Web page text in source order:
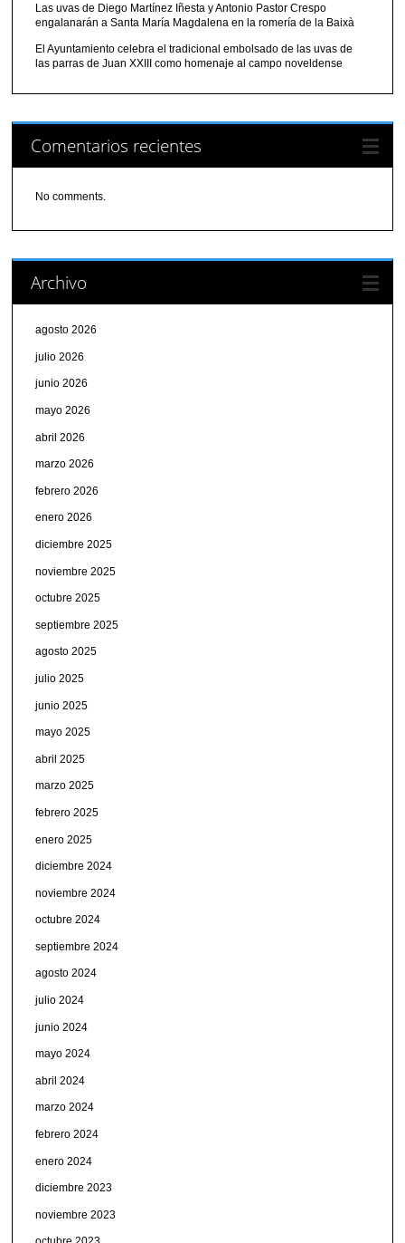
Las uvas de Diego Martínez Iñesta y Antonio Pastor Crespo
engalanarán a Santa María Magdalena en la romería de la Baixà
El Ayuntamiento celebra el tradicional embolsado de las uvas de
las parras de Juan XXIII como homenaje al campo noveldense
Comentarios recientes
No comments.
Archivo
agosto 2026
julio 2026
junio 2026
mayo 2026
abril 2026
marzo 2026
febrero 2026
enero 2026
diciembre 2025
noviembre 2025
octubre 2025
septiembre 2025
agosto 2025
julio 2025
junio 2025
mayo 2025
abril 2025
marzo 2025
febrero 2025
enero 2025
diciembre 2024
noviembre 2024
octubre 2024
septiembre 2024
agosto 2024
julio 2024
junio 2024
mayo 2024
abril 2024
marzo 2024
febrero 2024
enero 2024
diciembre 2023
noviembre 2023